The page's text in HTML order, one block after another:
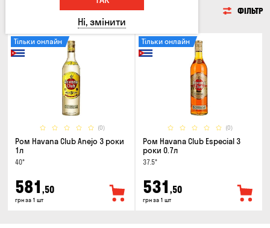
ФІЛЬТР
(0)
Тільки онлайн
Ром Havana Club Anejo 3 роки
1л
40°
581 ,50
грн за 1 шт
(0)
Тільки онлайн
Ром Havana Club Especial 3
роки 0.7л
37.5°
531 ,50
грн за 1 шт
Ні, змінити